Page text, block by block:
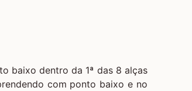
baixo dentro da 1ª das 8 alças
com ponto baixo e no